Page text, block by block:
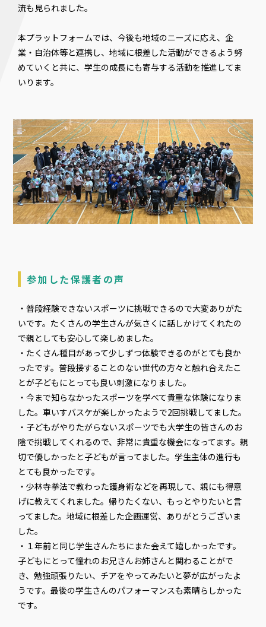
流も見られました。
本プラットフォームでは、今後も地域のニーズに応え、企
業・自治体等と連携し、地域に根差した活動ができるよう努
めていくと共に、学生の成長にも寄与する活動を推進してま
いります。
参加した保護者の声
・普段経験できないスポーツに挑戦できるので大変ありがた
いです。たくさんの学生さんが気さくに話しかけてくれたの
で親としても安心して楽しめました。
・たくさん種目があって少しずつ体験できるのがとても良か
ったです。普段接することのない世代の方々と触れ合えたこ
とが子どもにとっても良い刺激になりました。
・今まで知らなかったスポーツを学べて貴重な体験になりま
した。車いすバスケが楽しかったようで2回挑戦してました。
・子どもがやりたがらないスポーツでも大学生の皆さんのお
陰で挑戦してくれるので、非常に貴重な機会になってます。親
切で優しかったと子どもが言ってました。学生主体の進行も
とても良かったです。
・少林寺拳法で教わった護身術などを再現して、親にも得意
げに教えてくれました。帰りたくない、もっとやりたいと言
ってました。地域に根差した企画運営、ありがとうございま
した。
・１年前と同じ学生さんたちにまた会えて嬉しかったです。
子どもにとって憧れのお兄さんお姉さんと関わることがで
き、勉強頑張りたい、チアをやってみたいと夢が広がったよ
うです。最後の学生さんのパフォーマンスも素晴らしかった
です。